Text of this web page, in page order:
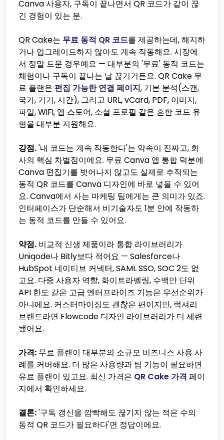
Canva 사용자, 구독이 끝나면서 QR 코드가 같이 끊
긴 경험이 있는 분.
QR Cake는 무료 동적 QR 코드를 제공하는데, 해지하
거나 업그레이드하지 않아도 계속 작동해요. 시장에
서 정말 드문 경우예요 — 대부분의 '무료' 동적 코드는
체험이나 구독이 끝나는 날 끊기거든요. QR Cake 무
료 플랜은 편집 가능한 연결 페이지, 기본 분석(스캔,
국가, 기기, 시간), 그리고 URL, vCard, PDF, 이미지,
파일, WiFi, 앱 스토어, 소셜 프로필 같은 흔한 코드 유
형을 대부분 지원해요.
강점.'내 코드는 계속 작동한다'는 약속이 진짜고, 회
사의 핵심 차별점이에요. 무료 Canva 앱 통합 덕분에
Canva 편집기를 벗어나지 않고도 실제로 추적되는
동적 QR 코드를 Canva 디자인에 바로 넣을 수 있어
요. Canva에서 사는 마케팅 팀에게는 큰 의미가 있죠.
인터페이스가 단순해서 비기술자도 1분 안에 작동하
는 동적 코드를 만들 수 있어요.
약점. 비교적 신생 제품이라 통합 라이브러리가
Uniqode나 Bitly보다 적어요 — Salesforce나
HubSpot 네이티브 커넥터, SAML SSO, SOC 2도 없
고요. 다중 사용자 역할, 화이트라벨링, 수백만 단위
API 한도 같은 고급 엔터프라이즈 기능은 우선순위가
아니에요. 커스터마이징도 괜찮은 편이지만, 럭셔리
브랜드라면 Flowcode 디자인 라이브러리가 더 세련
됐어요.
가격: 무료 플랜이 대부분의 소규모 비즈니스 사용 사
례를 커버해요. 더 많은 사용량과 팀 기능이 필요하면
유료 플랜이 있고요. 최신 가격은 QR Cake 가격 페이
지에서 확인하세요.
결론:'구독 갱신을 깜빡해도 끊기지 않는 적은 수의
동적 QR 코드가 필요하다'면 정답이에요.